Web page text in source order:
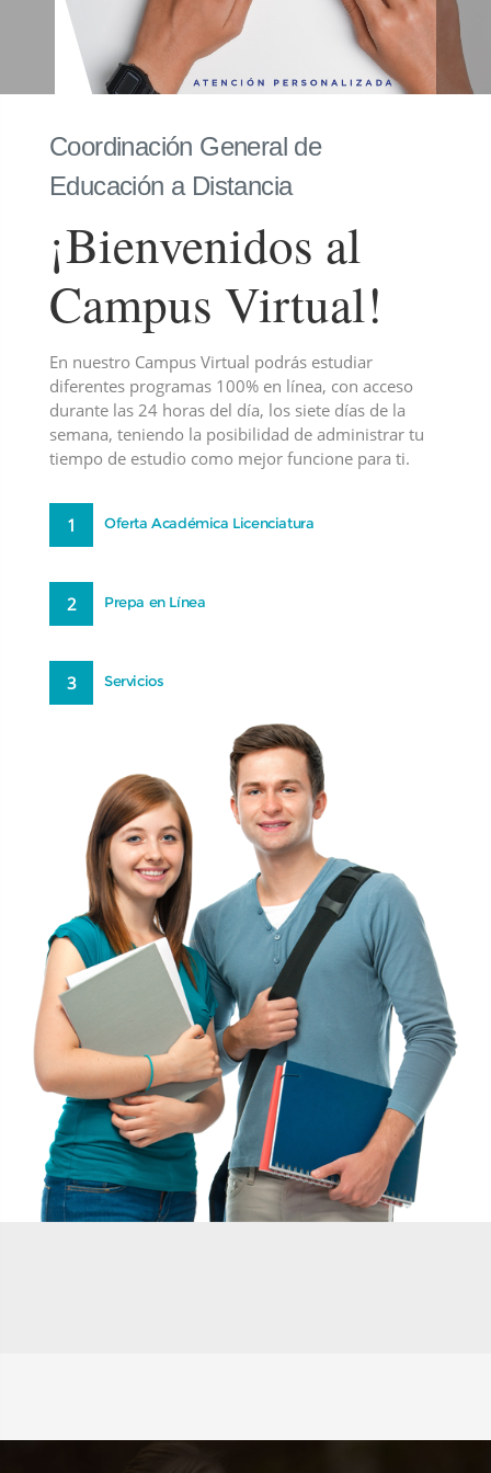
Coordinación General de
Educación a Distancia
¡Bienvenidos al
Campus Virtual!
En nuestro Campus Virtual podrás estudiar
diferentes programas 100% en línea, con acceso
durante las 24 horas del día, los siete días de la
semana, teniendo la posibilidad de administrar tu
tiempo de estudio como mejor funcione para ti.
1 Oferta Académica Licenciatura
2 Prepa en Línea
3 Servicios